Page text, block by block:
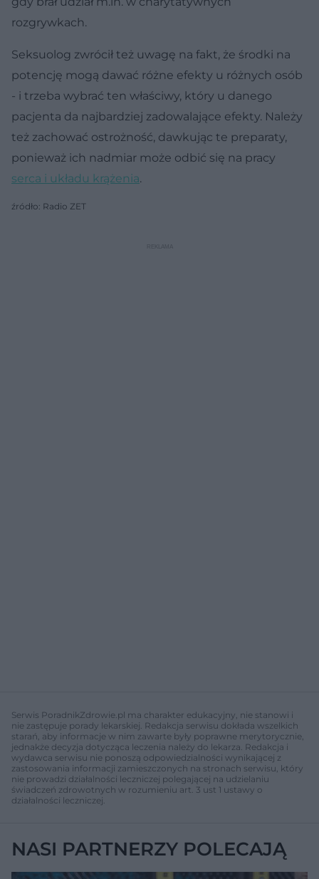
rozgrywkach.
Seksuolog zwrócił też uwagę na fakt, że środki na
potencję mogą dawać różne efekty u różnych osób
- i trzeba wybrać ten właściwy, który u danego
pacjenta da najbardziej zadowalające efekty. Należy
też zachować ostrożność, dawkując te preparaty,
ponieważ ich nadmiar może odbić się na pracy
serca i układu krążenia.
źródło: Radio ZET
Serwis PoradnikZdrowie.pl ma charakter edukacyjny, nie stanowi i
nie zastępuje porady lekarskiej. Redakcja serwisu dokłada wszelkich
starań, aby informacje w nim zawarte były poprawne merytorycznie,
jednakże decyzja dotycząca leczenia należy do lekarza. Redakcja i
wydawca serwisu nie ponoszą odpowiedzialności wynikającej z
zastosowania informacji zamieszczonych na stronach serwisu, który
nie prowadzi działalności leczniczej polegającej na udzielaniu
świadczeń zdrowotnych w rozumieniu art. 3 ust 1 ustawy o
działalności leczniczej.
NASI PARTNERZY POLECAJĄ